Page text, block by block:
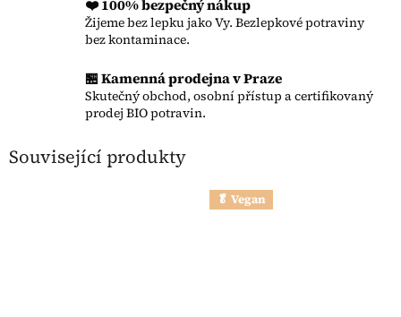
❤️ 100% bezpečný nákup
Žijeme bez lepku jako Vy. Bezlepkové potraviny
bez kontaminace.
🏪 Kamenná prodejna v Praze
Skutečný obchod, osobní přístup a certifikovaný
prodej BIO potravin.
Související produkty
🥬 Vegan